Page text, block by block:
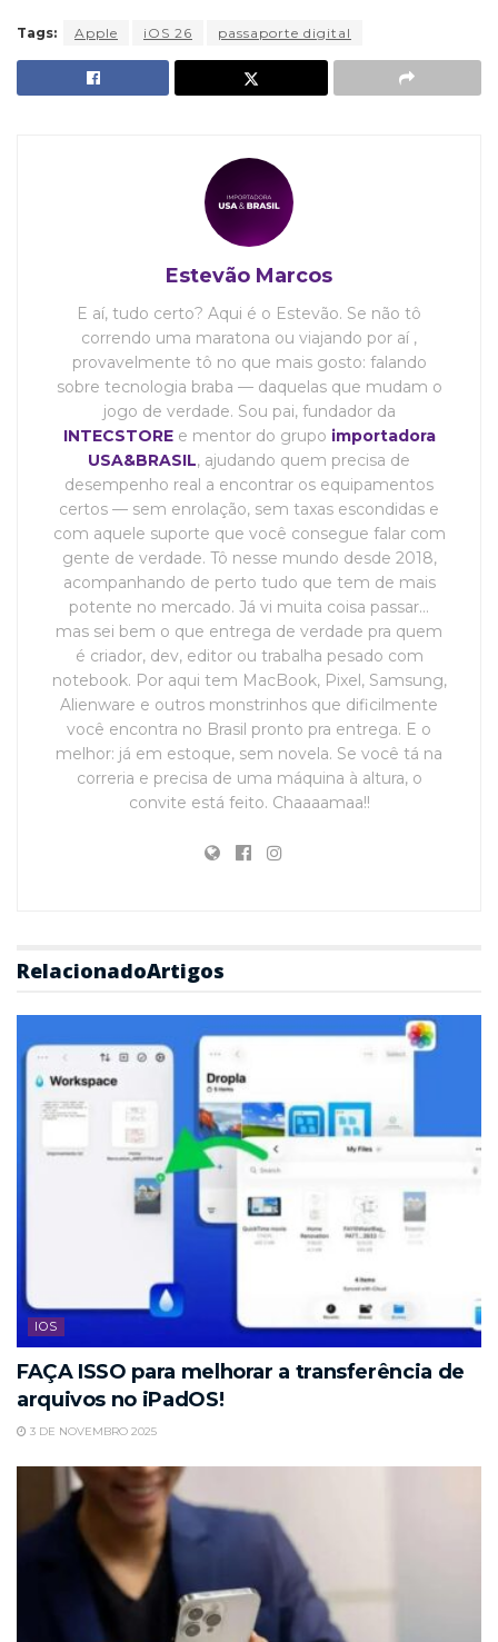
Tags: Apple iOS 26 passaporte digital
Estevão Marcos
E aí, tudo certo? Aqui é o Estevão. Se não tô
correndo uma maratona ou viajando por aí ,
provavelmente tô no que mais gosto: falando
sobre tecnologia braba — daquelas que mudam o
jogo de verdade. Sou pai, fundador da
INTECSTOREe mentor do grupo importadora
USA&BRASIL, ajudando quem precisa de
desempenho real a encontrar os equipamentos
certos — sem enrolação, sem taxas escondidas e
com aquele suporte que você consegue falar com
gente de verdade. Tô nesse mundo desde 2018,
acompanhando de perto tudo que tem de mais
potente no mercado. Já vi muita coisa passar…
mas sei bem o que entrega de verdade pra quem
é criador, dev, editor ou trabalha pesado com
notebook. Por aqui tem MacBook, Pixel, Samsung,
Alienware e outros monstrinhos que dificilmente
você encontra no Brasil pronto pra entrega. E o
melhor: já em estoque, sem novela. Se você tá na
correria e precisa de uma máquina à altura, o
convite está feito. Chaaaamaa!!
RelacionadoArtigos
IOS
FAÇA ISSO para melhorar a transferência de
arquivos no iPadOS!
3 DE NOVEMBRO 2025